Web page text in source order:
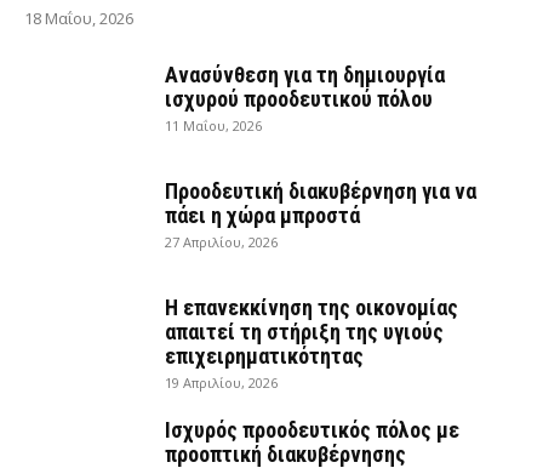
18 Μαΐου, 2026
Ανασύνθεση για τη δημιουργία
ισχυρού προοδευτικού πόλου
11 Μαΐου, 2026
Προοδευτική διακυβέρνηση για να
πάει η χώρα μπροστά
27 Απριλίου, 2026
Η επανεκκίνηση της οικονομίας
απαιτεί τη στήριξη της υγιούς
επιχειρηματικότητας
19 Απριλίου, 2026
Ισχυρός προοδευτικός πόλος με
προοπτική διακυβέρνησης